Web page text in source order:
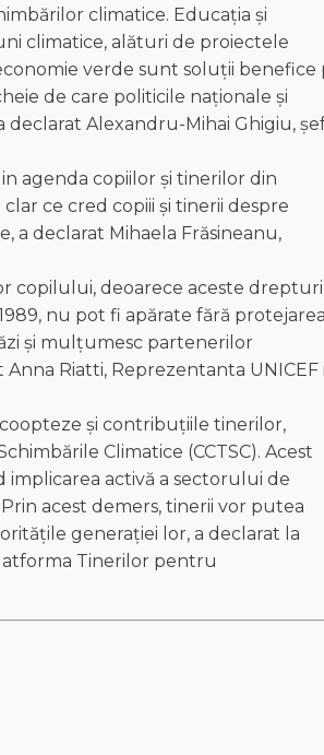
climatice. Educația și
climatice, alături de proiectele
verde sunt soluții benefice
de care politicile naționale și
Alexandru-Mihai Ghigiu,
agenda copiilor și tinerilor din
ce cred copiii și tinerii despre
a declarat Mihaela Frăsineanu,
copilului, deoarece aceste
nu pot fi apărate fără protejarea
și mulțumesc partenerilor
Riatti, Reprezentanta UNICEF
și contribuțiile tinerilor,
Climatice (CCTSC). Acest
implicarea activă a sectorului de
acest demers, tinerii vor putea
generației lor, a declarat la
Tinerilor pentru